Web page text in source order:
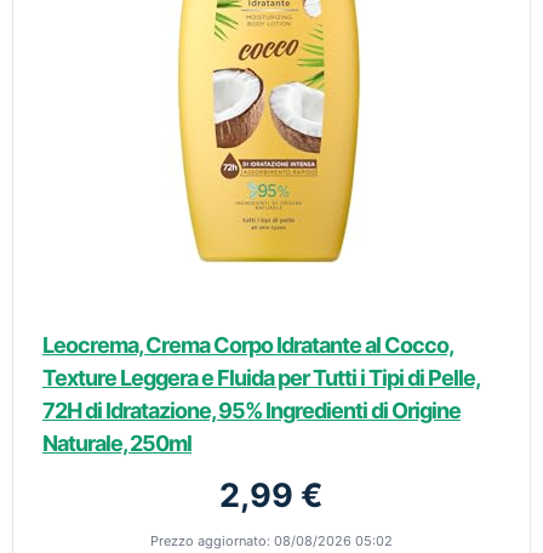
Leocrema, Crema Corpo Idratante al Cocco,
Texture Leggera e Fluida per Tutti i Tipi di Pelle,
72H di Idratazione, 95% Ingredienti di Origine
Naturale, 250ml
2,99 €
Prezzo aggiornato: 08/08/2026 05:02